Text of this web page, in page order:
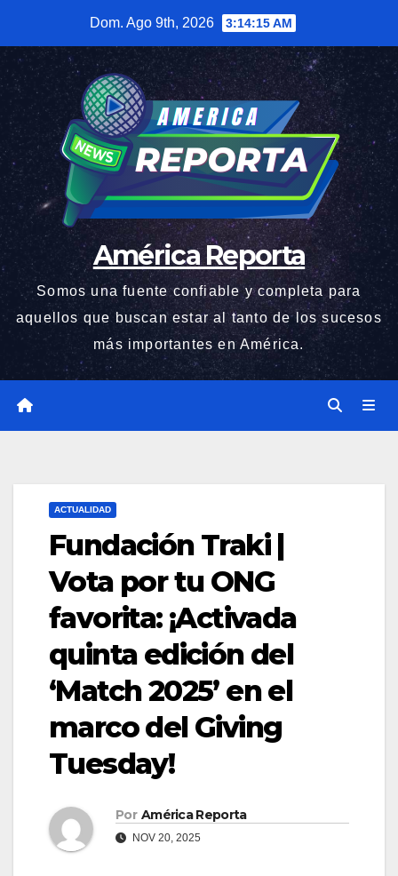
contenido
Dom. Ago 9th, 2026 3:14:16 AM
América Reporta
Somos una fuente confiable y completa para
aquellos que buscan estar al tanto de los sucesos
más importantes en América.
ACTUALIDAD
Fundación Traki |
Vota por tu ONG
favorita: ¡Activada
quinta edición del
‘Match 2025’ en el
marco del Giving
Tuesday!
Por América Reporta
NOV 20, 2025